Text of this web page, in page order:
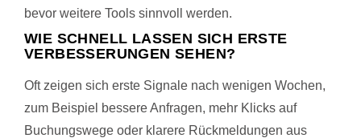
bevor weitere Tools sinnvoll werden.
WIE SCHNELL LASSEN SICH ERSTE
VERBESSERUNGEN SEHEN?
Oft zeigen sich erste Signale nach wenigen Wochen,
zum Beispiel bessere Anfragen, mehr Klicks auf
Buchungswege oder klarere Rückmeldungen aus